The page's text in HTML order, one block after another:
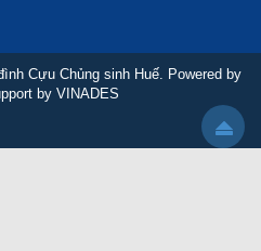
Cựu Chủng sinh Huế. Powered by
by VINADES